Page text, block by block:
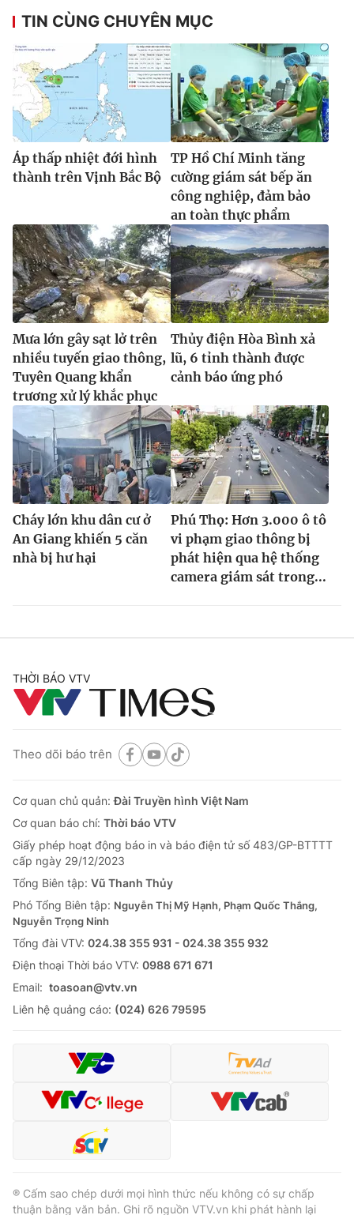
TIN CÙNG CHUYÊN MỤC
Áp thấp nhiệt đới hình
thành trên Vịnh Bắc Bộ
TP Hồ Chí Minh tăng
cường giám sát bếp ăn
công nghiệp, đảm bảo
an toàn thực phẩm
Mưa lớn gây sạt lở trên
nhiều tuyến giao thông,
Tuyên Quang khẩn
trương xử lý khắc phục
Thủy điện Hòa Bình xả
lũ, 6 tỉnh thành được
cảnh báo ứng phó
Cháy lớn khu dân cư ở
An Giang khiến 5 căn
nhà bị hư hại
Phú Thọ: Hơn 3.000 ô tô
vi phạm giao thông bị
phát hiện qua hệ thống
camera giám sát trong...
THỜI BÁO VTV
Theo dõi báo trên
Cơ quan chủ quản:Đài Truyền hình Việt Nam
Cơ quan báo chí: Thời báo VTV
Giấy phép hoạt động báo in và báo điện tử số 483/GP-BTTTT
cấp ngày 29/12/2023
Tổng Biên tập: Vũ Thanh Thủy
Phó Tổng Biên tập: Nguyễn Thị Mỹ Hạnh, Phạm Quốc Thắng,
Nguyễn Trọng Ninh
Tổng đài VTV: 024.38 355 931 - 024.38 355 932
Ðiện thoại Thời báo VTV: 0988 671 671
Email: toasoan@vtv.vn
Liên hệ quảng cáo: (024) 626 79595
® Cấm sao chép dưới mọi hình thức nếu không có sự chấp
thuận bằng văn bản. Ghi rõ nguồn VTV.vn khi phát hành lại